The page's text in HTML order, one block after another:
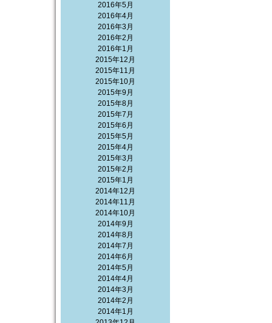
2016年5月
2016年4月
2016年3月
2016年2月
2016年1月
2015年12月
2015年11月
2015年10月
2015年9月
2015年8月
2015年7月
2015年6月
2015年5月
2015年4月
2015年3月
2015年2月
2015年1月
2014年12月
2014年11月
2014年10月
2014年9月
2014年8月
2014年7月
2014年6月
2014年5月
2014年4月
2014年3月
2014年2月
2014年1月